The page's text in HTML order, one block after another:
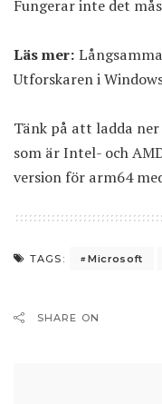
Fungerar inte det
Läs mer:
Utforskaren i
Tänk på att ladda
som är Intel- och
version för arm64
TAGS: Microsoft
SHARE ON